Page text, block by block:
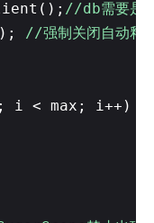
//db需要是
//强制关闭自动释
i < max; i++)